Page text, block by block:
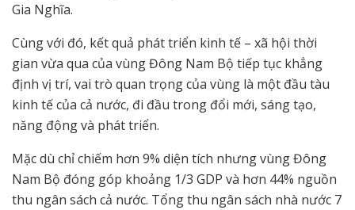
Gia Nghĩa.
Cùng với đó, kết quả phát triển kinh tế – xã hội thời
gian vừa qua của vùng Đông Nam Bộ tiếp tục khẳng
định vị trí, vai trò quan trọng của vùng là một đầu tàu
kinh tế của cả nước, đi đầu trong đổi mới, sáng tạo,
năng động và phát triển.
Mặc dù chỉ chiếm hơn 9% diện tích nhưng vùng Đông
Nam Bộ đóng góp khoảng 1/3 GDP và hơn 44% nguồn
thu ngân sách cả nước. Tổng thu ngân sách nhà nước 7